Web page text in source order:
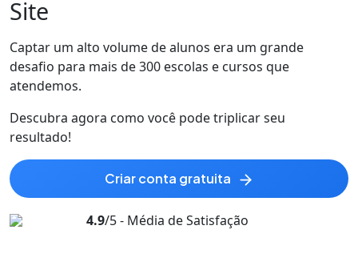
Site
Captar um alto volume de alunos era um grande
desafio para mais de 300 escolas e cursos que
atendemos.
Descubra agora como você podetriplicarseu
resultado!
criar conta gratuita
4.9/5 - Média de Satisfação